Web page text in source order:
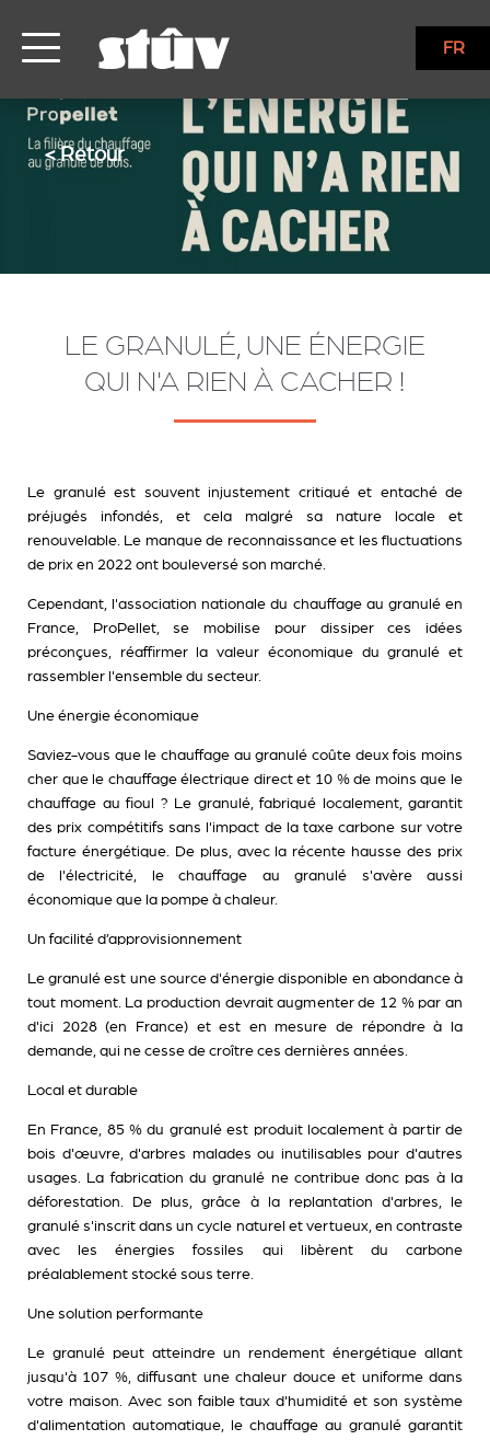
FR
< Retour
LE GRANULÉ, UNE ÉNERGIE
QUI N'A RIEN À CACHER !
Le granulé est souvent injustement critiqué et entaché de
préjugés infondés, et cela malgré sa nature locale et
renouvelable. Le manque de reconnaissance et les fluctuations
de prix en 2022 ont bouleversé son marché.
Cependant, l'association nationale du chauffage au granulé en
France, ProPellet, se mobilise pour dissiper ces idées
préconçues, réaffirmer la valeur économique du granulé et
rassembler l'ensemble du secteur.
Une énergie économique
Saviez-vous que le chauffage au granulé coûte deux fois moins
cher que le chauffage électrique direct et 10 % de moins que le
chauffage au fioul ? Le granulé, fabriqué localement, garantit
des prix compétitifs sans l'impact de la taxe carbone sur votre
facture énergétique. De plus, avec la récente hausse des prix
de l'électricité, le chauffage au granulé s'avère aussi
économique que la pompe à chaleur.
Un facilité d’approvisionnement
Le granulé est une source d'énergie disponible en abondance à
tout moment. La production devrait augmenter de 12 % par an
d'ici 2028 (en France) et est en mesure de répondre à la
demande, qui ne cesse de croître ces dernières années.
Local et durable
En France, 85 % du granulé est produit localement à partir de
bois d'œuvre, d'arbres malades ou inutilisables pour d'autres
usages. La fabrication du granulé ne contribue donc pas à la
déforestation. De plus, grâce à la replantation d'arbres, le
granulé s'inscrit dans un cycle naturel et vertueux, en contraste
avec les énergies fossiles qui libèrent du carbone
préalablement stocké sous terre.
Une solution performante
Le granulé peut atteindre un rendement énergétique allant
jusqu'à 107 %, diffusant une chaleur douce et uniforme dans
votre maison. Avec son faible taux d'humidité et son système
d'alimentation automatique, le chauffage au granulé garantit